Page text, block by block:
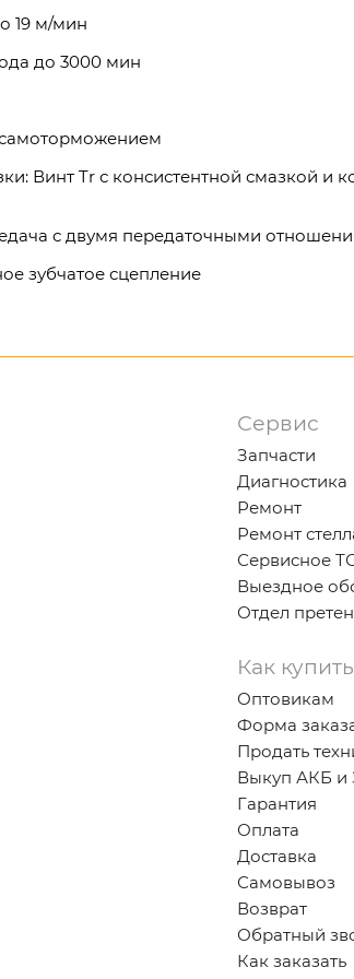
19 м/мин
до 3000 мин
Винт Tr с консистентной смазкой и
с двумя передаточными
зубчатое сцепление
Сервис
Запчасти
Диагностика
Ремонт
Ремонт
Сервисное
Выездное
Отдел
Как купить
Оптовикам
Форма
Продать
Выкуп АКБ и
Гарантия
Оплата
Доставка
Самовывоз
Возврат
Обратный
Как заказать